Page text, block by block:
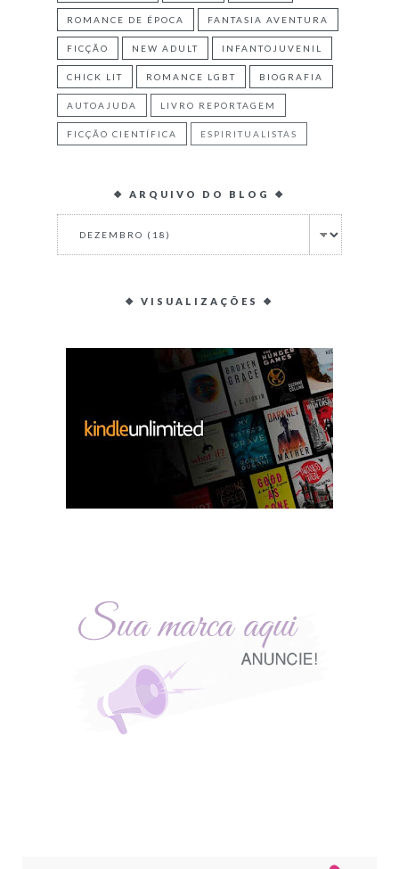
ROMANCE DE ÉPOCA FANTASIA AVENTURA
FICÇÃO NEW ADULT INFANTOJUVENIL
CHICK LIT ROMANCE LGBT BIOGRAFIA
AUTOAJUDA LIVRO REPORTAGEM
FICÇÃO CIENTÍFICA ESPIRITUALISTAS
❖ ARQUIVO DO BLOG ❖
❖ VISUALIZAÇÕES ❖